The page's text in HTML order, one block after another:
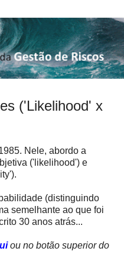
('Likelihood' x
Nele, abordo a
('likelihood') e
(distinguindo
semelhante ao que foi
30 anos atrás...
ou no botão superior do